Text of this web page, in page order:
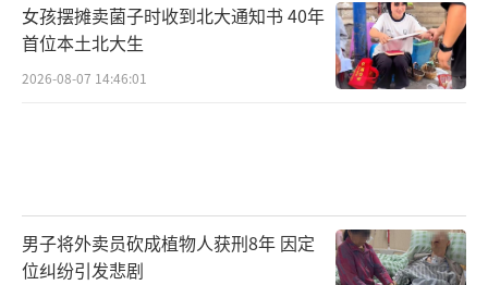
女孩摆摊卖菌子时收到北大通知书 40年
首位本土北大生
2026-08-07 14:46:01
男子将外卖员砍成植物人获刑8年 因定
位纠纷引发悲剧